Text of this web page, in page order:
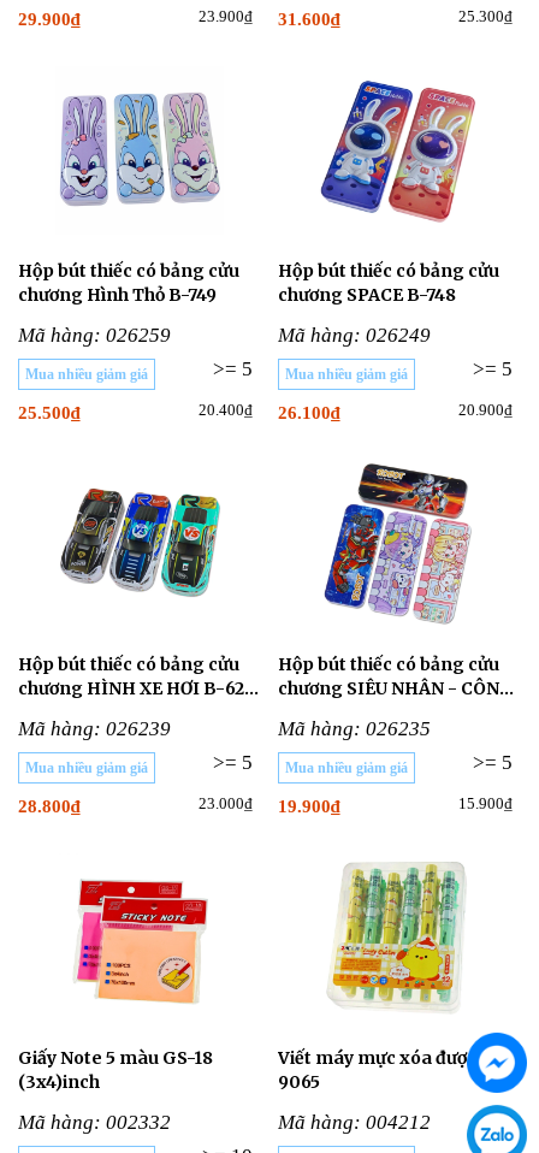
29.900₫ 23.900₫ 31.600₫ 25.300₫
Hộp bút thiếc có bảng cửu
chương Hình Thỏ B-749
Mã hàng: 026259
Mua nhiều giảm giá >= 5
25.500₫ 20.400₫
Hộp bút thiếc có bảng cửu
chương SPACE B-748
Mã hàng: 026249
Mua nhiều giảm giá >= 5
26.100₫ 20.900₫
Hộp bút thiếc có bảng cửu
chương HÌNH XE HƠI B-621-
Mã hàng: 026239
Mua nhiều giảm giá >= 5
28.800₫ 23.000₫
Hộp bút thiếc có bảng cửu
chương SIÊU NHÂN - CÔNG
Mã hàng: 026235
Mua nhiều giảm giá >= 5
19.900₫ 15.900₫
Giấy Note 5 màu GS-18
(3x4)inch
Mã hàng: 002332
Viết máy mực xóa được
9065
Mã hàng: 004212